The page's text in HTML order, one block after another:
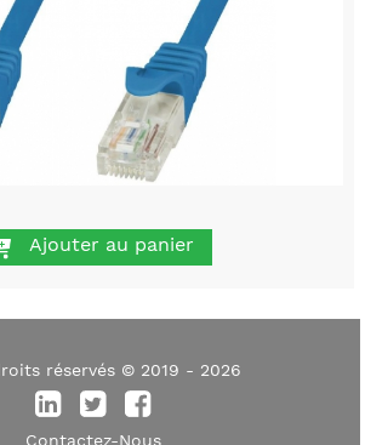
Ajouter au panier
réservés © 2019 - 2026
Contactez-Nous